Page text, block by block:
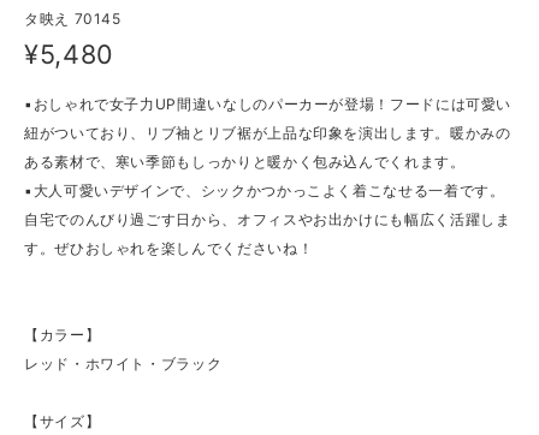
タ映え 70145
¥5,480
▪おしゃれで女子力UP間違いなしのパーカーが登場！フードには可愛い
紐がついており、リブ袖とリブ裾が上品な印象を演出します。暖かみの
ある素材で、寒い季節もしっかりと暖かく包み込んでくれます。
▪大人可愛いデザインで、シックかつかっこよく着こなせる一着です。
自宅でのんびり過ごす日から、オフィスやお出かけにも幅広く活躍しま
す。ぜひおしゃれを楽しんでくださいね！
【カラー】
レッド・ホワイト・ブラック
【サイズ】